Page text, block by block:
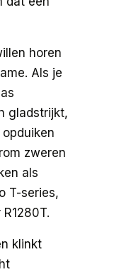
horen
Als je
gladstrijkt,
zweren
als
T-series,
klinkt